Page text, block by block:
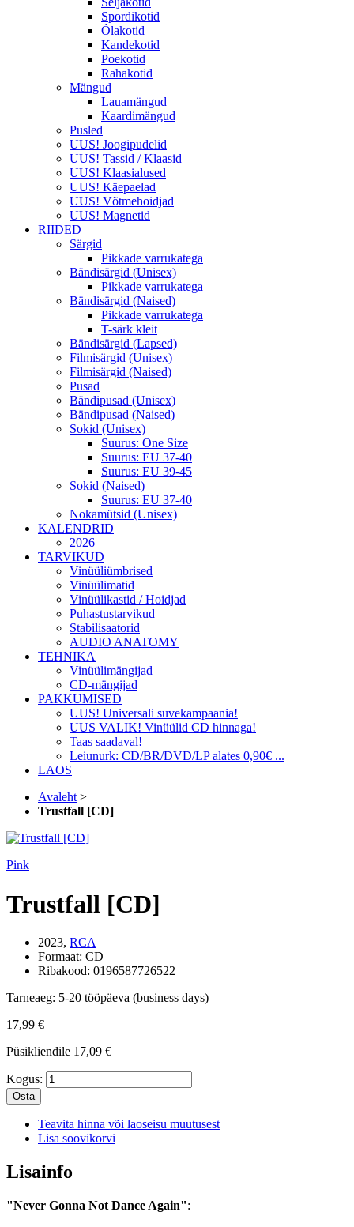
Spordikotid
Õlakotid
Kandekotid
Poekotid
Rahakotid
Mängud
Lauamängud
Kaardimängud
Pusled
UUS! Joogipudelid
UUS! Tassid / Klaasid
UUS! Klaasialused
UUS! Käepaelad
UUS! Võtmehoidjad
UUS! Magnetid
RIIDED
Särgid
Pikkade varrukatega
Bändisärgid (Unisex)
Pikkade varrukatega
Bändisärgid (Naised)
Pikkade varrukatega
T-särk kleit
Bändisärgid (Lapsed)
Filmisärgid (Unisex)
Filmisärgid (Naised)
Pusad
Bändipusad (Unisex)
Bändipusad (Naised)
Sokid (Unisex)
Suurus: One Size
Suurus: EU 37-40
Suurus: EU 39-45
Sokid (Naised)
Suurus: EU 37-40
Nokamütsid (Unisex)
KALENDRID
2026
TARVIKUD
Vinüüliümbrised
Vinüülimatid
Vinüülikastid / Hoidjad
Puhastustarvikud
Stabilisaatorid
AUDIO ANATOMY
TEHNIKA
Vinüülimängijad
CD-mängijad
PAKKUMISED
UUS! Universali suvekampaania!
UUS VALIK! Vinüülid CD hinnaga!
Taas saadaval!
Leiunurk: CD/BR/DVD/LP alates 0,90€ ...
LAOS
Avaleht >
Trustfall [CD]
Pink
Trustfall [CD]
2023, RCA
Formaat: CD
Ribakood: 0196587726522
Tarneaeg: 5-20 tööpäeva (business days)
17,99 €
Püsikliendile 17,09 €
Kogus:
Osta
Teavita hinna või laoseisu muutusest
Lisa soovikorvi
Lisainfo
"Never Gonna Not Dance Again":